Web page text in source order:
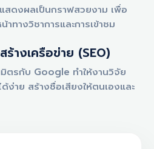
แสดงผลเป็นกราฟสวยงาม เพื่อ
ทางวิชาการและการเข้าชม
ร้างเครือข่าย (SEO)
มิตรกับ Google ทำให้งานวิจัย
าย สร้างชื่อเสียงให้ตนเองและ